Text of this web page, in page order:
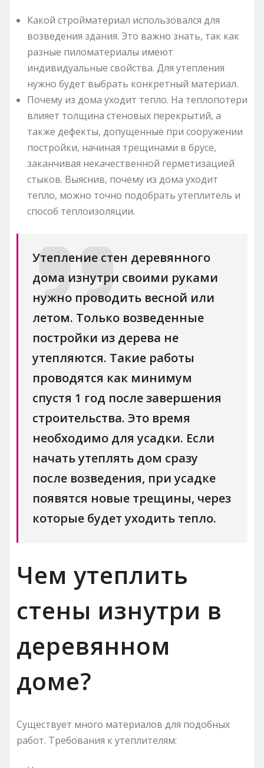
Какой стройматериал использовался для
возведения здания. Это важно знать, так как
разные пиломатериалы имеют
индивидуальные свойства. Для утепления
нужно будет выбрать конкретный материал.
Почему из дома уходит тепло. На теплопотери
влияет толщина стеновых перекрытий, а
также дефекты, допущенные при сооружении
постройки, начиная трещинами в брусе,
заканчивая некачественной герметизацией
стыков. Выяснив, почему из дома уходит
тепло, можно точно подобрать утеплитель и
способ теплоизоляции.
Утепление стен деревянного
дома изнутри своими руками
нужно проводить весной или
летом. Только возведенные
постройки из дерева не
утепляются. Такие работы
проводятся как минимум
спустя 1 год после завершения
строительства. Это время
необходимо для усадки. Если
начать утеплять дом сразу
после возведения, при усадке
появятся новые трещины, через
которые будет уходить тепло.
Чем утеплить
стены изнутри в
деревянном
доме?
Существует много материалов для подобных
работ. Требования к утеплителям: